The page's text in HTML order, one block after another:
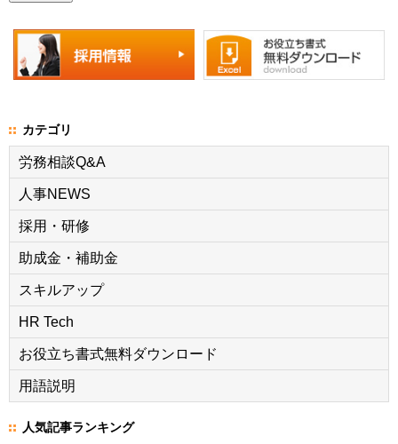
カテゴリ
労務相談Q&A
人事NEWS
採用・研修
助成金・補助金
スキルアップ
HR Tech
お役立ち書式無料ダウンロード
用語説明
人気記事ランキング